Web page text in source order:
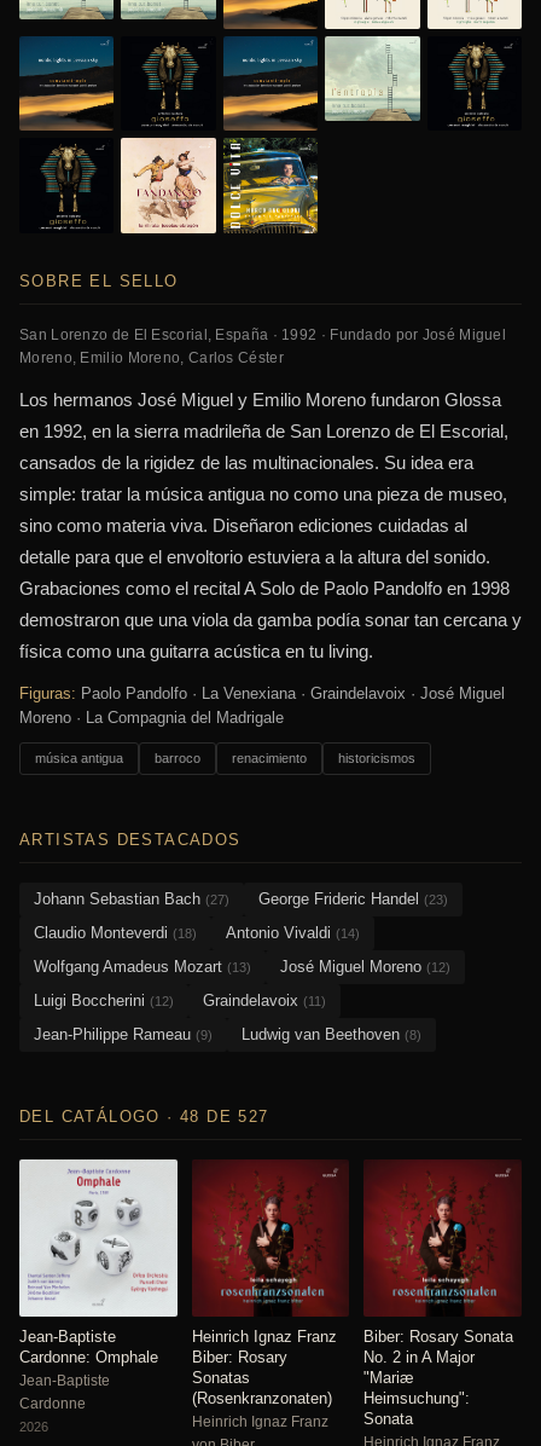
SOBRE EL SELLO
San Lorenzo de El Escorial, España · 1992 · Fundado por José Miguel
Moreno, Emilio Moreno, Carlos Céster
Los hermanos José Miguel y Emilio Moreno fundaron Glossa
en 1992, en la sierra madrileña de San Lorenzo de El Escorial,
cansados de la rigidez de las multinacionales. Su idea era
simple: tratar la música antigua no como una pieza de museo,
sino como materia viva. Diseñaron ediciones cuidadas al
detalle para que el envoltorio estuviera a la altura del sonido.
Grabaciones como el recital A Solo de Paolo Pandolfo en 1998
demostraron que una viola da gamba podía sonar tan cercana y
física como una guitarra acústica en tu living.
Figuras: Paolo Pandolfo · La Venexiana · Graindelavoix · José Miguel
Moreno · La Compagnia del Madrigale
música antigua barroco renacimiento historicismos
ARTISTAS DESTACADOS
Johann Sebastian Bach (27) George Frideric Handel (23)
Claudio Monteverdi (18) Antonio Vivaldi (14)
Wolfgang Amadeus Mozart (13) José Miguel Moreno (12)
Luigi Boccherini (12) Graindelavoix (11)
Jean-Philippe Rameau (9) Ludwig van Beethoven (8)
DEL CATÁLOGO · 48 DE 527
Jean-Baptiste
Cardonne: Omphale
Jean-Baptiste
Cardonne
2026
Heinrich Ignaz Franz
Biber: Rosary
Sonatas
(Rosenkranzonaten)
Heinrich Ignaz Franz
Biber: Rosary Sonata
No. 2 in A Major
"Mariæ
Heimsuchung":
Sonata